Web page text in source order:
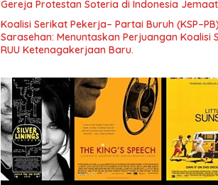
Gereja Protestan Soteria di Indonesia
Koalisi Serikat Pekerja– Partai Buruh
Sarasehan: Menuntaskan Perjuangan Koalisi
RUU Ketenagakerjaan Baru.